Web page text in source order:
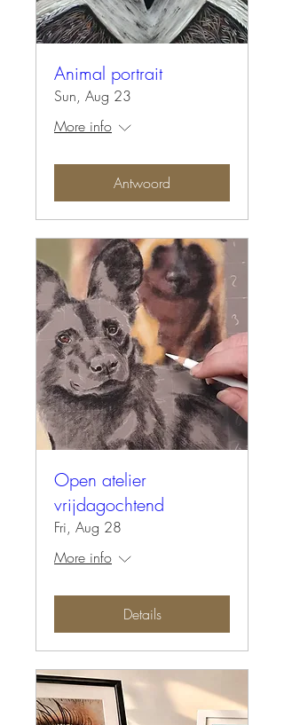
Animal portrait
Sun, Aug 23
More info
Antwoord
Open atelier
vrijdagochtend
Fri, Aug 28
More info
Details